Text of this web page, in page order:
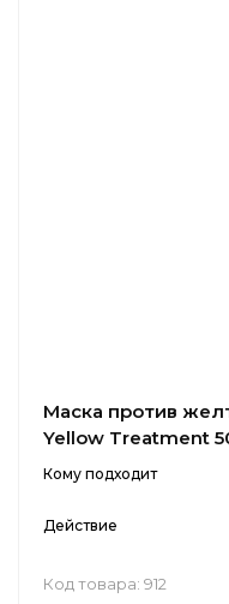
Маска против
Yellow Treatment
Кому подходит
Действие
Код товара: 912